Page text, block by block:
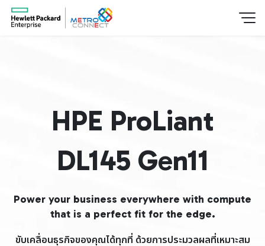
HPE ProLiant
DL145 Gen11
Power your business everywhere with compute
that is a perfect fit for the edge.
ขับเคลื่อนธุรกิจของคุณได้ทุกที่ ด้วยการประมวลผลที่เหมาะสม